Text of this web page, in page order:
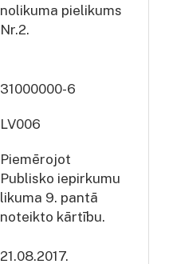
nolikuma pielikums
Nr.2.
31000000-6
LV006
Piemērojot
Publisko iepirkumu
likuma 9. pantā
noteikto kārtību.
21.08.2017.